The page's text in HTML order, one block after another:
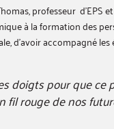
professeur d’EPS
à la formation des
d’avoir accompagné les
doigts pour que
fil rouge de nos